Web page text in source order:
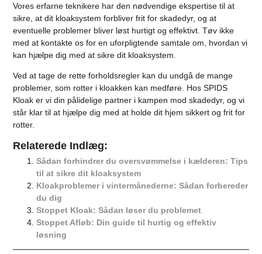
Vores erfarne teknikere har den nødvendige ekspertise til at
sikre, at dit kloaksystem forbliver frit for skadedyr, og at
eventuelle problemer bliver løst hurtigt og effektivt. Tøv ikke
med at kontakte os for en uforpligtende samtale om, hvordan vi
kan hjælpe dig med at sikre dit kloaksystem.
Ved at tage de rette forholdsregler kan du undgå de mange
problemer, som rotter i kloakken kan medføre. Hos SPIDS
Kloak er vi din pålidelige partner i kampen mod skadedyr, og vi
står klar til at hjælpe dig med at holde dit hjem sikkert og frit for
rotter.
Relaterede Indlæg​:
Sådan forhindrer du oversvømmelse i kælderen: Tips
til at sikre dit kloaksystem
Kloakproblemer i vintermånederne: Sådan forbereder
du dig
Stoppet Kloak: Sådan løser du problemet
Stoppet Afløb: Din guide til hurtig og effektiv
løsning